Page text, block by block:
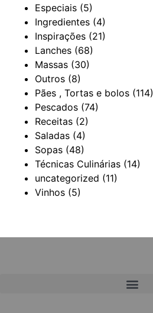
Especiais (5)
Ingredientes (4)
Inspirações (21)
Lanches (68)
Massas (30)
Outros (8)
Pães , Tortas e bolos (114)
Pescados (74)
Receitas (2)
Saladas (4)
Sopas (48)
Técnicas Culinárias (14)
uncategorized (11)
Vinhos (5)